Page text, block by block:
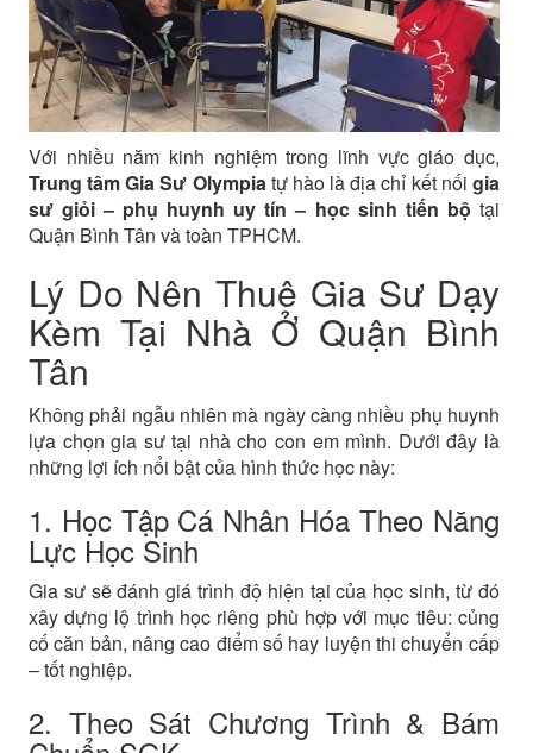
Với nhiều năm kinh nghiệm trong lĩnh vực giáo dục,
Trung tâm Gia Sư Olympiatự hào là địa chỉ kết nối gia
sư giỏi – phụ huynh uy tín – học sinh tiến bộ tại
Quận Bình Tân và toàn TPHCM.
Lý Do Nên Thuê Gia Sư Dạy
Kèm Tại Nhà Ở Quận Bình
Tân
Không phải ngẫu nhiên mà ngày càng nhiều phụ huynh
lựa chọn gia sư tại nhà cho con em mình. Dưới đây là
những lợi ích nổi bật của hình thức học này:
1. Học Tập Cá Nhân Hóa Theo Năng
Lực Học Sinh
Gia sư sẽ đánh giá trình độ hiện tại của học sinh, từ đó
xây dựng lộ trình học riêng phù hợp với mục tiêu: củng
cố căn bản, nâng cao điểm số hay luyện thi chuyển cấp
– tốt nghiệp.
2. Theo Sát Chương Trình & Bám